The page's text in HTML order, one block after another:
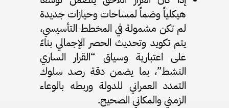
هيكلياً وضماً لمساحات وحيازات جديدة
لم تكن مشمولة في المخطط التأسيسي،
يتم تكويد وتحديث الحصر الإجمالي بناءً
على اعتبارية وسياق “القرار الساري
النشط”، بما يضمن دقة رصد سلوك
التمدد العمراني للدولة وربطه بالوعاء
الزمني والمكاني الصحيح.